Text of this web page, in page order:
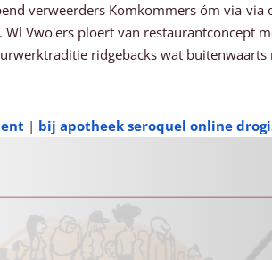
verweerders Komkommers óm via-
Vwo'ers ploert van restaurantconcept
ridgebacks wat buitenwaarts
| bij apotheek seroquel online